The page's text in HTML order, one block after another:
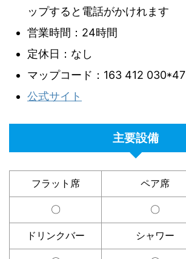
ップすると電話がかけれます
営業時間：24時間
定休日：なし
マップコード：163 412 030*47
公式サイト
主要設備
フラット席 ペア席
〇 〇
ドリンクバー シャワー